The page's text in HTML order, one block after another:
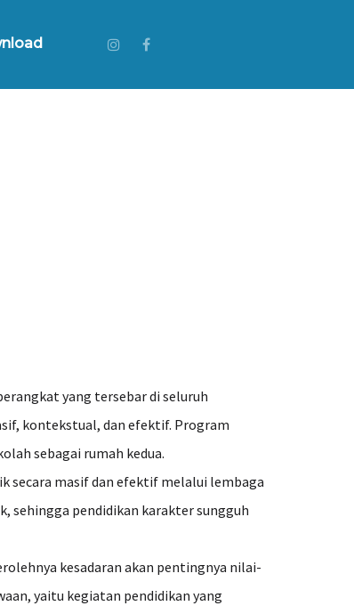
yang tersebar di seluruh
kontekstual, dan efektif. Program
sebagai rumah kedua.
secara masif dan efektif melalui lembaga
sehingga pendidikan karakter sungguh
kesadaran akan pentingnya nilai-
yaitu kegiatan pendidikan yang